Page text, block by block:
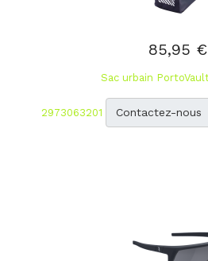
85,95 €
Sac urbain
2973063201 Contactez-nous